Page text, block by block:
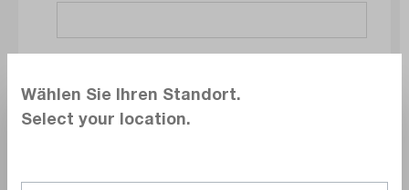
Wählen Sie Ihren Standort.
Select your location.